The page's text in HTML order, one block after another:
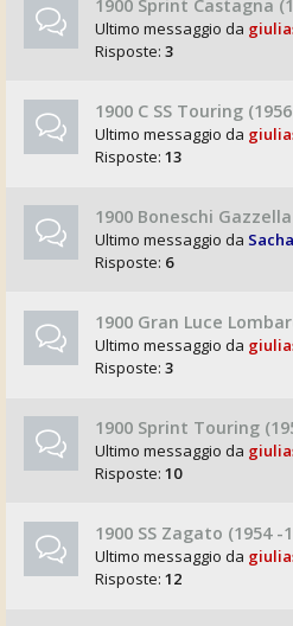
1900 Sprint Castagna
Ultimo messaggio da
Risposte: 3
1900 C SS Touring
Ultimo messaggio da
Risposte: 13
1900 Boneschi
Ultimo messaggio da Sacha
Risposte: 6
1900 Gran Luce
Ultimo messaggio da
Risposte: 3
1900 Sprint Touring
Ultimo messaggio da
Risposte: 10
1900 SS Zagato (1954 -
Ultimo messaggio da
Risposte: 12